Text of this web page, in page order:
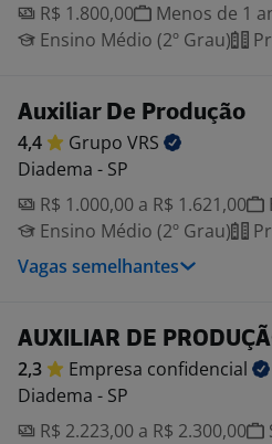
R$ 1.800,00
Menos de 1
Ensino Médio (2º Grau)
Auxiliar De Produção
4,4 Grupo VRS
Diadema - SP
R$ 1.000,00 a R$ 1.621,00
Ensino Médio (2º Grau)
Vagas semelhantes
AUXILIAR DE
2,3 Empresa confidencial
Diadema - SP
R$ 2.223,00 a R$ 2.300,00